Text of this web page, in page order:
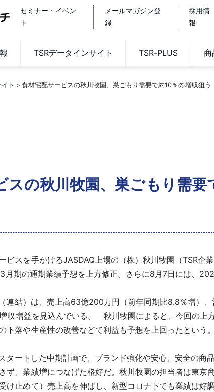
セミナー・イベン
ト
メールマガジン登
録
採用情
報
TSRデータインサイト TSR-PLUS 商
ト 食材宅配サービスの秋川牧園、巣ごもり需要で約10％の増収狙う
スの秋川牧園、巣ごもり需要
スを手がけるJASDAQ上場の（株）秋川牧園（TSR企
期の通期業績予想を上方修正。さらに8月7日には、
結）は、売上高63億200万円（前年同期比8.8％増）
収増益を見込んでいる。 秋川牧園によると、今回の上
下落や生産性の改善などで利益も予想を上回ったという。
ートした中期計画で、ブランド強化や安心、安全の商
ず、業績増につなげた格好だ。秋川牧園の担当者は東
け止めて）売上高を伸ばし、新型コロナ下でも業績は好